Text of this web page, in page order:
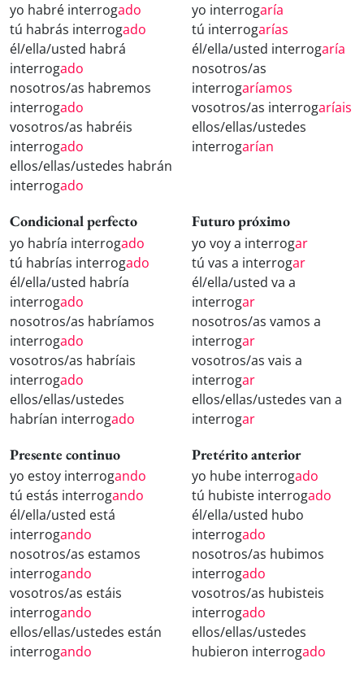
yo habré interrogado
tú habrás interrogado
él/ella/usted habrá
interrogado
nosotros/as habremos
interrogado
vosotros/as habréis
interrogado
ellos/ellas/ustedes habrán
interrogado
yo interrogaría
tú interrogarías
él/ella/usted interrogaría
nosotros/as
interrogaríamos
vosotros/as interrogaríais
ellos/ellas/ustedes
interrogarían
Condicional perfecto
yo habría interrogado
tú habrías interrogado
él/ella/usted habría
interrogado
nosotros/as habríamos
interrogado
vosotros/as habríais
interrogado
ellos/ellas/ustedes
habrían interrogado
Futuro próximo
yo voy a interrogar
tú vas a interrogar
él/ella/usted va a
interrogar
nosotros/as vamos a
interrogar
vosotros/as vais a
interrogar
ellos/ellas/ustedes van a
interrogar
Presente continuo
yo estoy interrogando
tú estás interrogando
él/ella/usted está
interrogando
nosotros/as estamos
interrogando
vosotros/as estáis
interrogando
ellos/ellas/ustedes están
interrogando
Pretérito anterior
yo hube interrogado
tú hubiste interrogado
él/ella/usted hubo
interrogado
nosotros/as hubimos
interrogado
vosotros/as hubisteis
interrogado
ellos/ellas/ustedes
hubieron interrogado